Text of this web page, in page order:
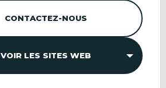
CONTACTEZ-NOUS
VOIR LES SITES WEB